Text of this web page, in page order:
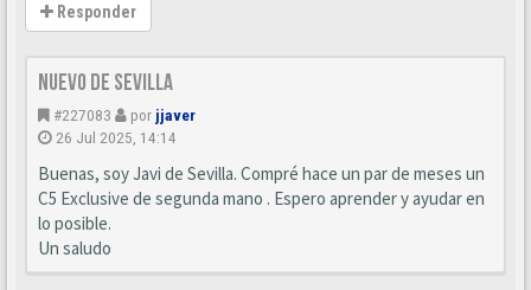
Responder
Nuevo de Sevilla
#227083 por jjaver
26 Jul 2025, 14:14
Buenas, soy Javi de Sevilla. Compré hace un par de meses un
C5 Exclusive de segunda mano . Espero aprender y ayudar en
lo posible.
Un saludo